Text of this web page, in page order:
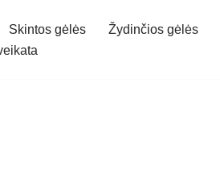
Skintos gėlės Žydinčios gėlės